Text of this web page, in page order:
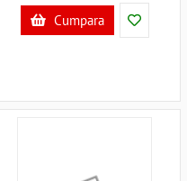
Cumpara